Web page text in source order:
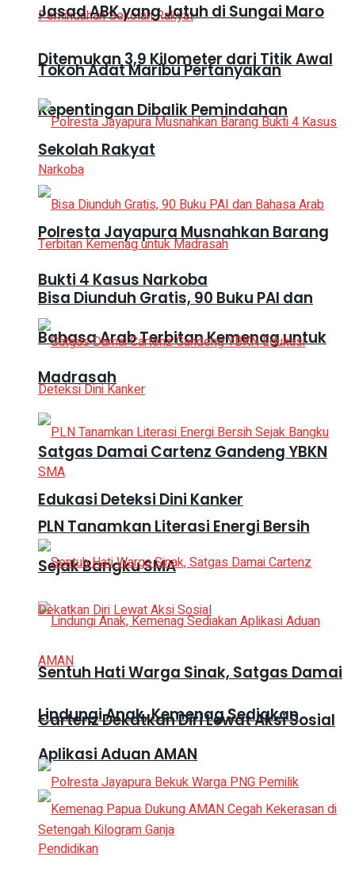
Tokoh Adat Maribu Pertanyakan
Kepentingan Dibalik Pemindahan
Sekolah Rakyat
Bisa Diunduh Gratis, 90 Buku PAI dan
Bahasa Arab Terbitan Kemenag untuk
Madrasah
PLN Tanamkan Literasi Energi Bersih
Sejak Bangku SMA
Lindungi Anak, Kemenag Sediakan
Aplikasi Aduan AMAN
Jasad ABK yang Jatuh di Sungai Maro
Ditemukan 3,9 Kilometer dari Titik Awal
Polresta Jayapura Musnahkan Barang
Bukti 4 Kasus Narkoba
Satgas Damai Cartenz Gandeng YBKN
Edukasi Deteksi Dini Kanker
Sentuh Hati Warga Sinak, Satgas Damai
Cartenz Dekatkan Diri Lewat Aksi Sosial